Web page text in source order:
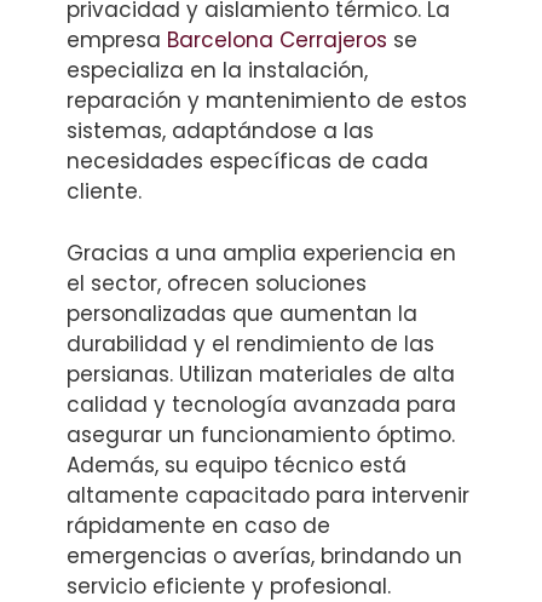
privacidad y aislamiento térmico. La
empresa Barcelona Cerrajeros se
especializa en la instalación,
reparación y mantenimiento de estos
sistemas, adaptándose a las
necesidades específicas de cada
cliente.
Gracias a una amplia experiencia en
el sector, ofrecen soluciones
personalizadas que aumentan la
durabilidad y el rendimiento de las
persianas. Utilizan materiales de alta
calidad y tecnología avanzada para
asegurar un funcionamiento óptimo.
Además, su equipo técnico está
altamente capacitado para intervenir
rápidamente en caso de
emergencias o averías, brindando un
servicio eficiente y profesional.